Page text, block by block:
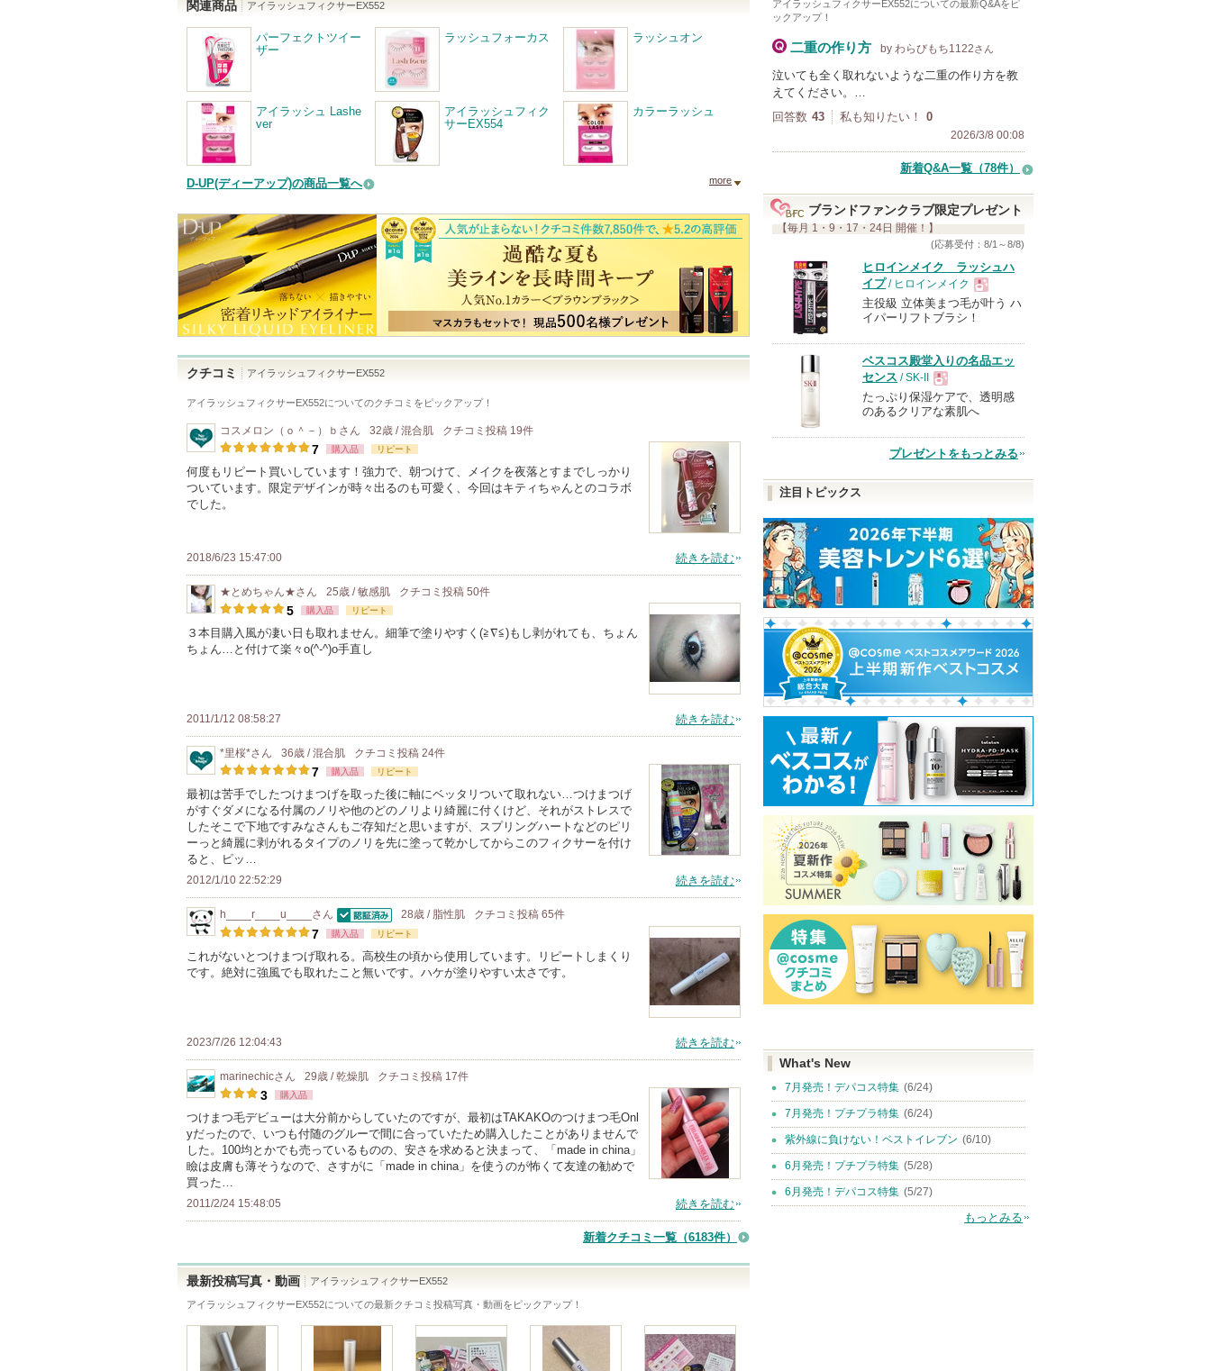
関連商品 アイラッシュフィクサーEX552
パーフェクトツイー
ザー
ラッシュフォーカス ラッシュオン
アイラッシュ Lashe
ver
アイラッシュフィク
サーEX554
カラーラッシュ
D-UP(ディーアップ)の商品一覧へ more
クチコミ アイラッシュフィクサーEX552
アイラッシュフィクサーEX552についてのクチコミをピックアップ！
コスメロン（ｏ＾－）ｂ さん 32歳 / 混合肌 クチコミ投稿 19件
7 購入品 リピート
何度もリピート買いしています！強力で、朝つけて、メイクを夜落とすまでしっかり
ついています。限定デザインが時々出るのも可愛く、今回はキティちゃんとのコラボ
でした。
2018/6/23 15:47:00 続きを読む
★とめちゃん★さん 25歳 / 敏感肌 クチコミ投稿 50件
5 購入品 リピート
３本目購入風が凄い日も取れません。細筆で塗りやすく(≧∇≦)もし剥がれても、ちょん
ちょん…と付けて楽々o(^-^)o手直し
2011/1/12 08:58:27 続きを読む
*里桜*さん 36歳 / 混合肌 クチコミ投稿 24件
7 購入品 リピート
最初は苦手でしたつけまつげを取った後に軸にベッタリついて取れない…つけまつげ
がすぐダメになる付属のノリや他のどのノリより綺麗に付くけど、それがストレスで
したそこで下地ですみなさんもご存知だと思いますが、スプリングハートなどのピリ
ーっと綺麗に剥がれるタイプのノリを先に塗って乾かしてからこのフィクサーを付け
ると、ピッ…
2012/1/10 22:52:29 続きを読む
h____r____u____ さん
認証済
28歳 / 脂性肌 クチコミ投稿 65件
7 購入品 リピート
これがないとつけまつげ取れる。高校生の頃から使用しています。リピートしまくり
です。絶対に強風でも取れたこと無いです。ハケが塗りやすい太さです。
2023/7/26 12:04:43 続きを読む
marinechicさん 29歳 / 乾燥肌 クチコミ投稿 17件
3 購入品
つけまつ毛デビューは大分前からしていたのですが、最初はTAKAKOのつけまつ毛Onl
yだったので、いつも付随のグルーで間に合っていたため購入したことがありませんで
した。100均とかでも売っているものの、安さを求めると決まって、「made in china」
瞼は皮膚も薄そうなので、さすがに「made in china」を使うのが怖くて友達の勧めで
買った…
2011/2/24 15:48:05 続きを読む
新着クチコミ一覧 （6183件）
最新投稿写真・動画 アイラッシュフィクサーEX552
アイラッシュフィクサーEX552についての最新クチコミ投稿写真・動画をピックアップ！
アイラッシュフィクサーEX552についての最新Q&Aをピ
ックアップ！
二重の作り方 by わらびもち1122さん
泣いても全く取れないような二重の作り方を教
えてください。…
回答数 43 私も知りたい！ 0
2026/3/8 00:08
新着Q&A一覧（78件）
ブランドファンクラブ限定プレゼント
【毎月 1・9・17・24日 開催！】
(応募受付：8/1～8/8)
ヒロインメイク ラッシュハ
イプ/ ヒロインメイク
現
品
主役級 立体美まつ毛が叶う ハ
イパーリフトブラシ！
ベスコス殿堂入りの名品エッ
センス / SK-II
現
品
たっぷり保湿ケアで、透明感
のあるクリアな素肌へ
プレゼントをもっとみる
注目トピックス
What's New
7月発売！デパコス特集 (6/24)
7月発売！プチプラ特集 (6/24)
紫外線に負けない！ベストイレブン (6/10)
6月発売！プチプラ特集 (5/28)
6月発売！デパコス特集 (5/27)
もっとみる